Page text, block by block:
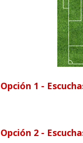
Opción 1 -
Opción 2 -